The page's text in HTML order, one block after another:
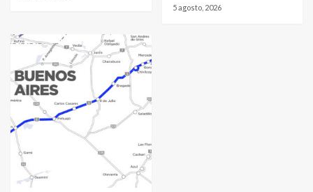
5 agosto, 2026